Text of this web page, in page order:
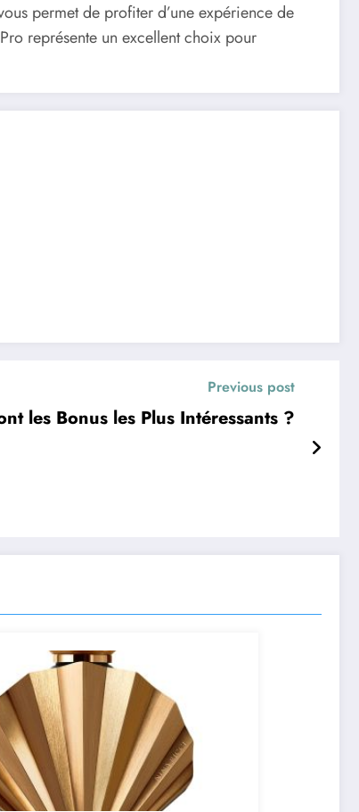
permet de profiter d’une expérience de
représente un excellent choix pour
Previous post
les Bonus les Plus Intéressants ?